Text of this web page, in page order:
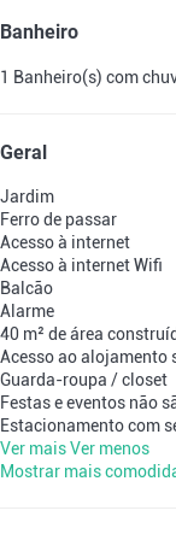
Banheiro
1 Banheiro(s) com
Geral
Jardim
Ferro de passar
Acesso à internet
Acesso à internetWifi
Balcão
Alarme
40 m² de área
Acesso ao alojamento
Guarda-roupa / closet
Festas e eventos não
Estacionamento com
Ver maisVer menos
Mostrar mais